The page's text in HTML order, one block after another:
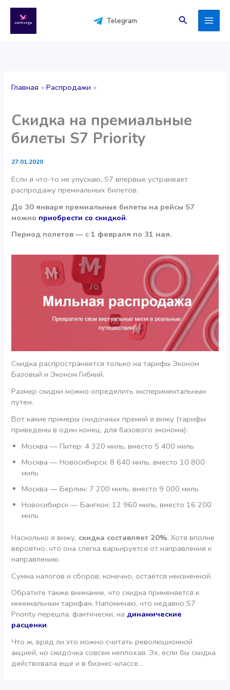
содержимому
Telegram Поиск
Главная Распродажи
Скидка на премиальные
билеты S7 Priority
27.01.2020
Если я что-то не упускаю, S7 впервые устраивает
распродажу премиальных билетов.
До 30 января премиальные билеты на рейсы S7
можно приобрести со скидкой.
Период полетов — с 1 февраля по 31 мая.
Скидка распространяется только на тарифы Эконом
Базовый и Эконом Гибкий.
Размер скидки можно определить экспериментальным
путем.
Вот какие примеры скидочных премий я вижу (тарифы
приведены в один конец, для базового эконома):
Москва — Питер: 4 320 миль, вместо 5 400 миль
Москва — Новосибирск: 8 640 миль, вместо 10 800
миль
Москва — Берлин: 7 200 миль, вместо 9 000 миль
Новосибирск — Бангкок: 12 960 миль, вместо 16 200
миль
Насколько я вижу, скидка составляет 20%. Хотя вполне
вероятно, что она слегка варьируется от направления к
направлению.
Сумма налогов и сборов, конечно, остаётся неизменной.
Обратите также внимание, что скидка применяется к
минимальным тарифам. Напоминаю, что недавно S7
Priority перешла, фактически, на динамические
расценки.
Что ж, вряд ли это можно считать революционной
акцией, но скидочка совсем неплохая. Эх, если бы скидка
действовала еще и в бизнес-классе…